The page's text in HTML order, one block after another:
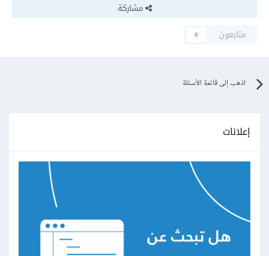
مشاركة
متابعون
0
اذهب إلى قائمة الأسئلة
إعلانات